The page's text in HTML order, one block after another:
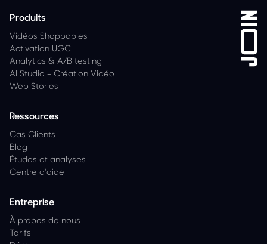
Produits
Vidéos Shoppables
Activation UGC
Analytics & A/B testing
AI Studio - Création Vidéo
Web Stories
Ressources
Cas Clients
Blog
Études et analyses
Centre d'aide
Entreprise
À propos de nous
Tarifs